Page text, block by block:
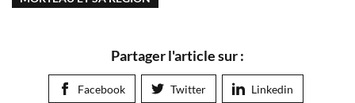
Partager l'article sur :
Facebook Twitter Linkedin